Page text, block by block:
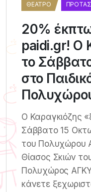
ΘΈΑΤΡΟ
20%
paidi.gr! Ο
το
στο
Ο Καραγκιόζης
Σάββατο 15
του Πολυχώρου
Θίασος Σκιών
Πολυχώρος
κάνετε